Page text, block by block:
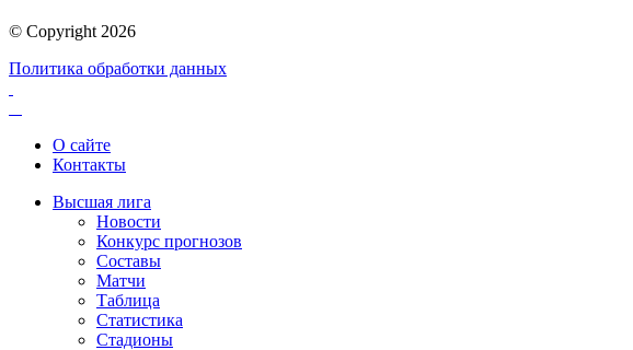
© Copyright 2026
Политика обработки данных
О сайте
Контакты
Высшая лига
Новости
Конкурс прогнозов
Составы
Матчи
Таблица
Статистика
Стадионы